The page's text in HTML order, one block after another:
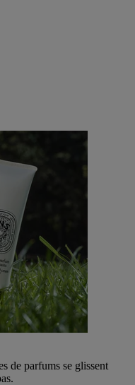
de parfums se glissent